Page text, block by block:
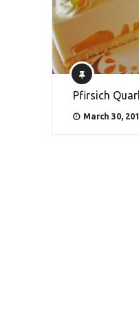
Pfirsich
March 30,